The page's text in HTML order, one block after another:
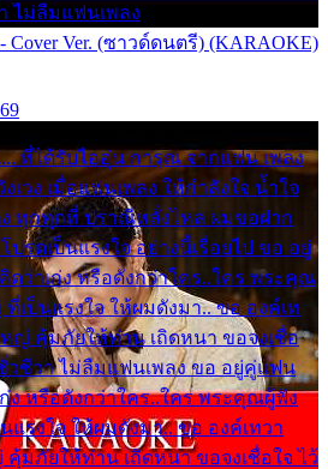
ไม่ลืมแฟนเพลง
Ver. (ซาวด์ดนตรี) (KARAOKE)
ที่ได้รับไออุ่น การุณ จากแฟน เพลง
เวง เมื่อแฟนเพลง ให้กำลังใจ น้ำใจ
ทุกทุกที่ ปราณีหลั่งไหล ผมขอฝาก
ปรดเป็นแรงใจ อย่างนี้เรื่อยไป ขอ อยู่
ดว่าเก่ง หรือดังกว่าใคร..ใคร พระคุณ
เป็นแรงใจ ให้ผมดังมา.. ขอ องค์เท
ญ่ คุ้มภัยให้ท่าน เถิดหนา ขอจงเชื่อ
วชีวา ไม่ลืมแฟนเพลง ขอ อยู่คู่แฟน
ก่ง หรือดังกว่าใคร..ใคร พระคุณผู้ฟัง
แรงใจ ให้ผมดังมา.. ขอ องค์เทวา
มภัยให้ท่าน เถิดหนา ขอจงเชื่อใจ ไว้